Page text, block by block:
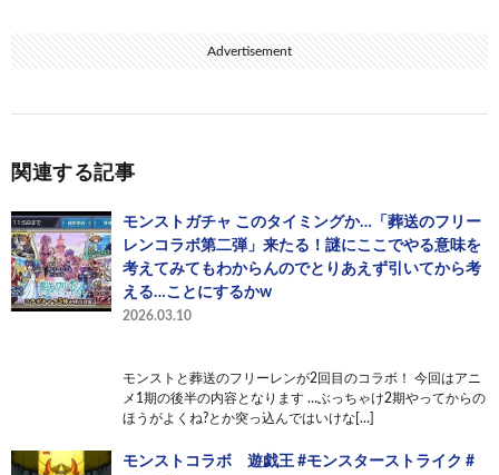
Advertisement
関連する記事
モンストガチャ このタイミングか…「葬送のフリー
レンコラボ第二弾」来たる！謎にここでやる意味を
考えてみてもわからんのでとりあえず引いてから考
える…ことにするかw
2026.03.10
モンストと葬送のフリーレンが2回目のコラボ！ 今回はアニ
メ1期の後半の内容となります …ぶっちゃけ2期やってからの
ほうがよくね?とか突っ込んではいけな[…]
モンストコラボ 遊戯王 #モンスターストライク #